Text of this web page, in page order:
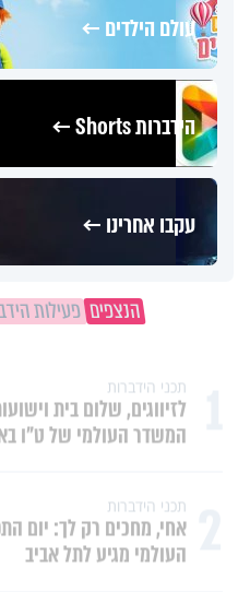
עולם הילדים ←
הידברות Shorts ←
עקבו אחרינו ←
הנצפים פעילות
לזיווגים, שלום בית וישועות:
המשדר העולמי של ט"ו
אחי, מחכים רק לך: יום
העולמי מגיע לתל אביב